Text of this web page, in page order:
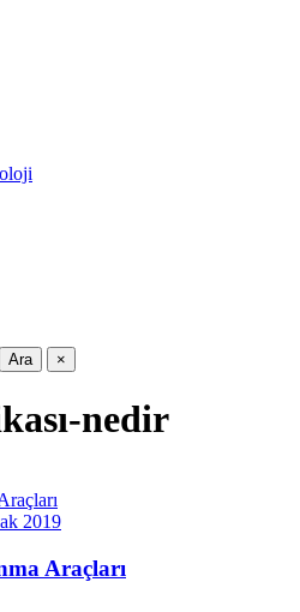
Ara ×
nedir
2019
Araçları